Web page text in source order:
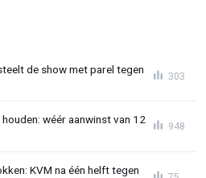
de show met parel tegen
303
wéér aanwinst van 12
948
KVM na één helft tegen